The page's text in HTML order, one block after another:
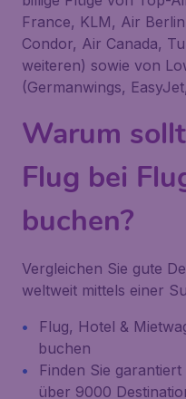
France, KLM, Air
Condor, Air Canada,
weiteren) sowie von
(Germanwings,
Warum
Flug bei
buchen?
Vergleichen Sie gute
weltweit mittels einer
Flug, Hotel &
buchen
Finden Sie
über 9000